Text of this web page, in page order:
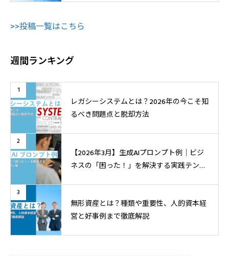
>>投稿一覧はこちら
週間ランキング
1
レガシーシステムとは？2026年の今こそ知
るべき問題点と脱却方法
2
【2026年3月】生成AIプロンプト例│ビジ
ネスの「困った！」を解決する実践テンプ
3
無形資産とは？種類や重要性、人的資本経
営と好事例まで徹底解説